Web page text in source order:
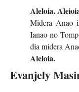
Aleloia.
Midera Anao
Ianao no
dia midera
Aleloia.
Evanjely